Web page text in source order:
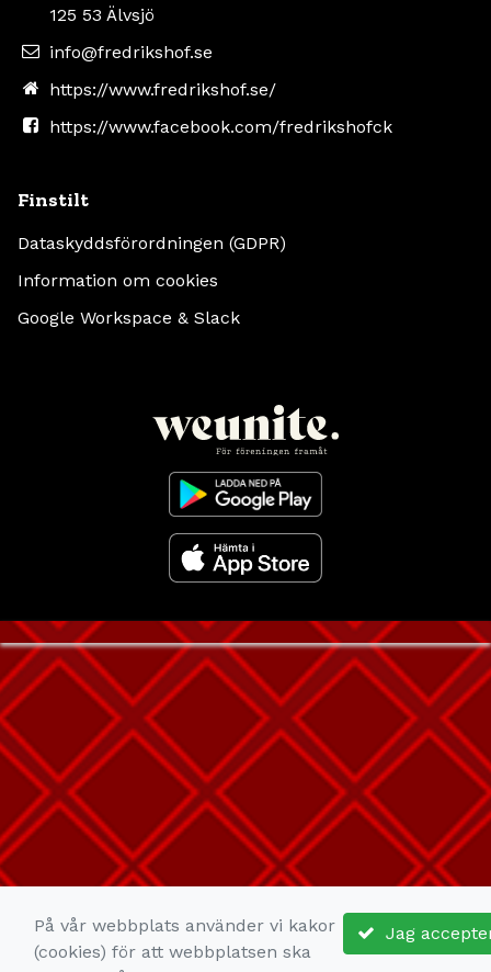
125 53 Älvsjö
info@fredrikshof.se
https://www.fredrikshof.se/
https://www.facebook.com/fredrikshofck
Finstilt
Dataskyddsförordningen (GDPR)
Information om cookies
Google Workspace & Slack
Jag
På vår webbplats använder vi kakor
(cookies) för att webbplatsen ska